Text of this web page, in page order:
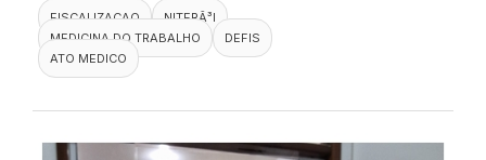
FISCALIZACAO
NITERÃ³I
MEDICINA DO TRABALHO
DEFIS
ATO MEDICO